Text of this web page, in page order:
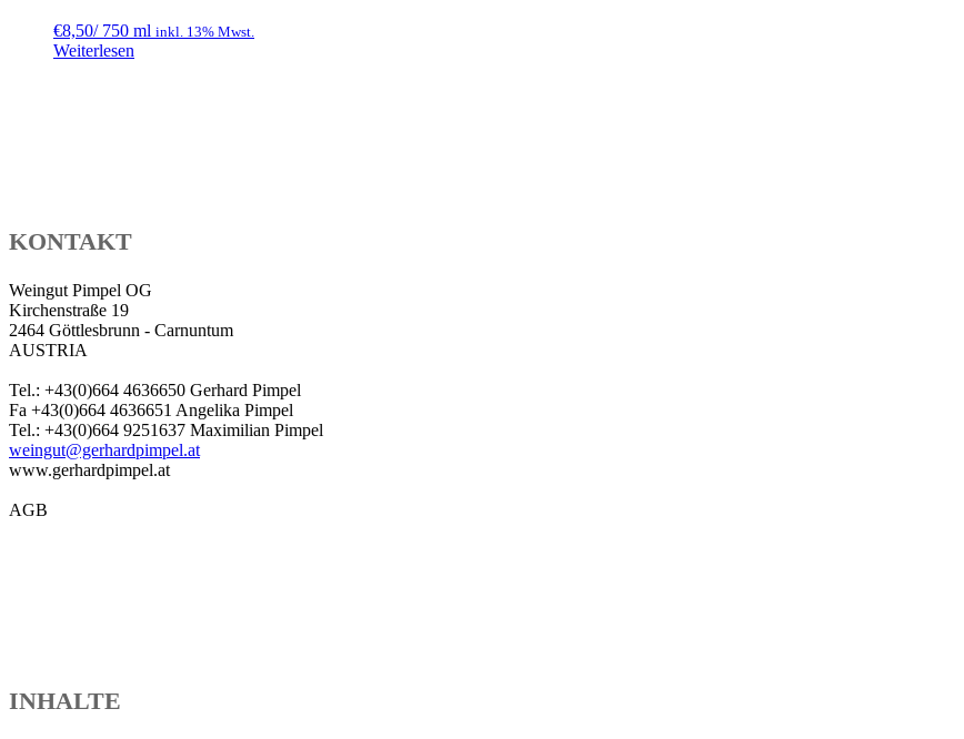
€8,50/ 750 ml inkl. 13% Mwst.
Weiterlesen
KONTAKT
Weingut Pimpel OG
Kirchenstraße 19
2464 Göttlesbrunn - Carnuntum
AUSTRIA
Tel.: +43(0)664 4636650 Gerhard Pimpel
Fa +43(0)664 4636651 Angelika Pimpel
Tel.: +43(0)664 9251637 Maximilian Pimpel
weingut@gerhardpimpel.at
www.gerhardpimpel.at
AGB
INHALTE